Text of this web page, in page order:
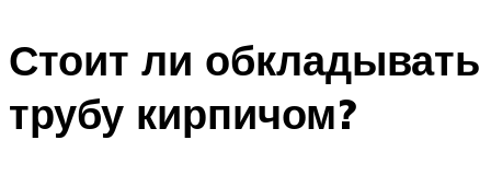
Стоит ли обкладывать
трубу кирпичом?